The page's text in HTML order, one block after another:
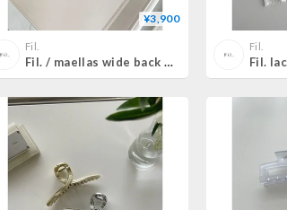
¥3,900
Fil.
Fil. / maellas wide back pack(予約)
Fil.